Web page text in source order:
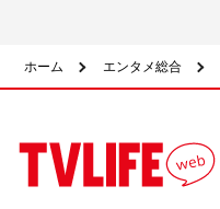
ホーム エンタメ総合